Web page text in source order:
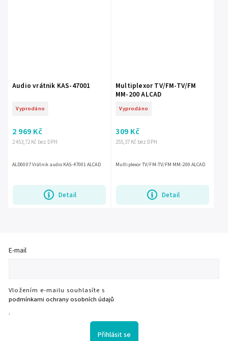
Audio vrátnik KAS-47001
Vyprodáno
2 453,72 Kč bez DPH
2 969 Kč
Detail
ALD0007 Vrátnik audio KAS-47001 ALCAD
Multiplexor TV/FM-TV/FM
MM-200 ALCAD
Vyprodáno
255,37 Kč bez DPH
309 Kč
Detail
Multiplexor TV/FM-TV/FM MM-200 ALCAD
E-mail
Vložením e-mailu souhlasíte s
podmínkami ochrany osobních údajů
.
Přihlásit se